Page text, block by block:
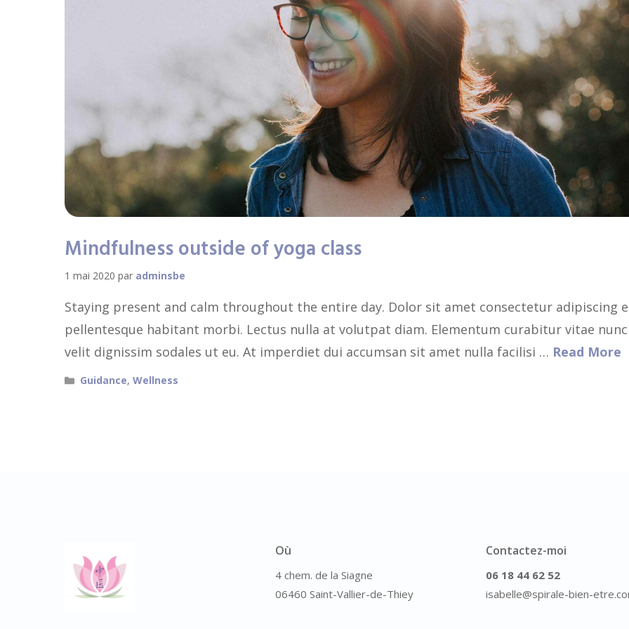
Mindfulness outside of yoga class
1 mai 2020 par adminsbe
Staying present and calm throughout the entire day. Dolor sit amet consectetur adipiscing
pellentesque habitant morbi. Lectus nulla at volutpat diam. Elementum curabitur vitae
velit dignissim sodales ut eu. At imperdiet dui accumsan sit amet nulla facilisi … Read More
Catégories
Guidance,Wellness
Où
4 chem. de la Siagne
06460 Saint-Vallier-de-Thiey
Contactez-moi
06 18 44 62 52
isabelle@spirale-bien-